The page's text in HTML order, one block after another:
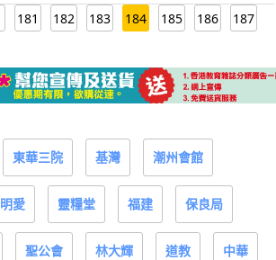
181 182 183 184 185 186
187
東華三院 基灣 潮州會館
明愛 靈糧堂 福建 保良局
聖公會 林大輝 道教 中華